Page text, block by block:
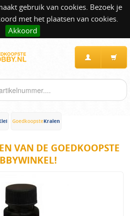
gebruik van cookies. Bezoek je
met het plaatsen van cookies.
Akkoord
GoedkoopsteKralen
VAN DE GOEDKOOPSTE